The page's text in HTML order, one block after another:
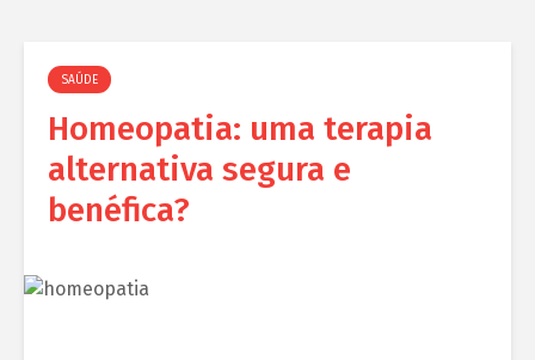
SAÚDE
Homeopatia: uma terapia
alternativa segura e
benéfica?